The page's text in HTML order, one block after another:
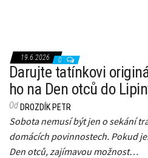
19.6.2026 0
Darujte tatínkovi
ho na Den otců do
Od DROZDÍK PETR
Sobota nemusí být jen o sekání
domácích povinnostech. Pokud
Den otců, zajímavou možnost…